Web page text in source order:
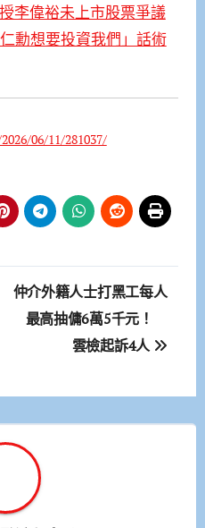
李偉裕未上市股票爭議
勳想要投資我們」話術
06/11/281037/
仲介外籍人士打黑工每人
最高抽傭6萬5千元！
雲檢起訴4人